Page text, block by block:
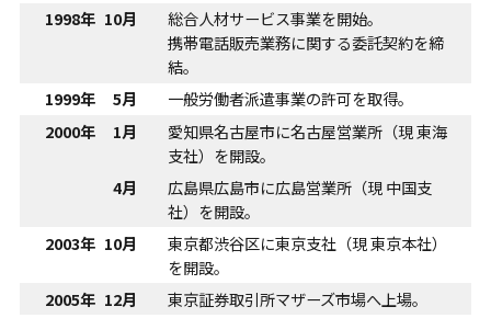
1998年 10月
総合人材サービス事業を開始。
携帯電話販売業務に関する委託契約を締
結。
1999年
5月
一般労働者派遣事業の許可を取得。
2000年
1月
愛知県名古屋市に名古屋営業所（現 東海
支社）を開設。
4月
広島県広島市に広島営業所（現 中国支
社）を開設。
2003年 10月
東京都渋谷区に東京支社（現 東京本社）
を開設。
2005年 12月
東京証券取引所マザーズ市場へ上場。